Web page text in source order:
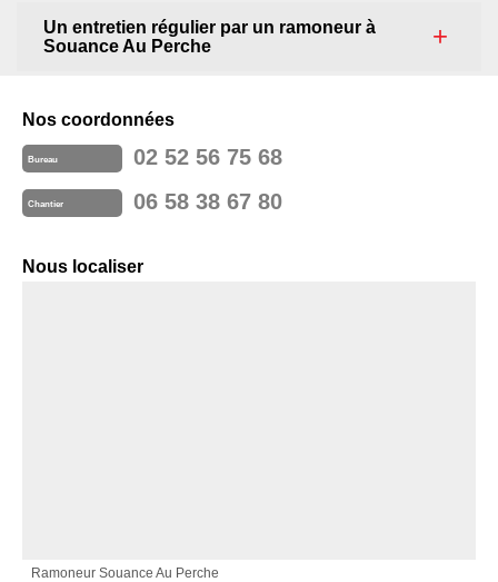
Un entretien régulier par un ramoneur à
Souance Au Perche
Nos coordonnées
Bureau 02 52 56 75 68
Chantier 06 58 38 67 80
Nous localiser
Ramoneur Souance Au Perche